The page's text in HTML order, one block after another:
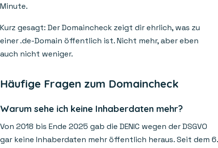
Minute.
Kurz gesagt: Der Domaincheck zeigt dir ehrlich, was zu
einer .de-Domain öffentlich ist. Nicht mehr, aber eben
auch nicht weniger.
Häufige Fragen zum Domaincheck
Warum sehe ich keine Inhaberdaten mehr?
Von 2018 bis Ende 2025 gab die DENIC wegen der DSGVO
gar keine Inhaberdaten mehr öffentlich heraus. Seit dem 6.